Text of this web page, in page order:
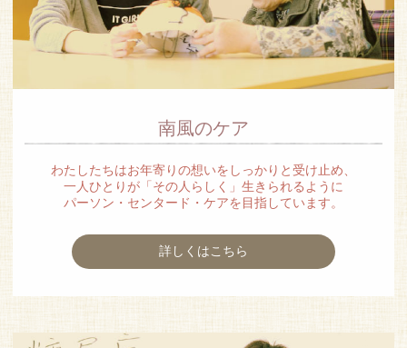
南風のケア
わたしたちはお年寄りの想いをしっかりと受け止め、
一人ひとりが「その人らしく」生きられるように
パーソン・センタード・ケアを目指しています。
詳しくはこちら